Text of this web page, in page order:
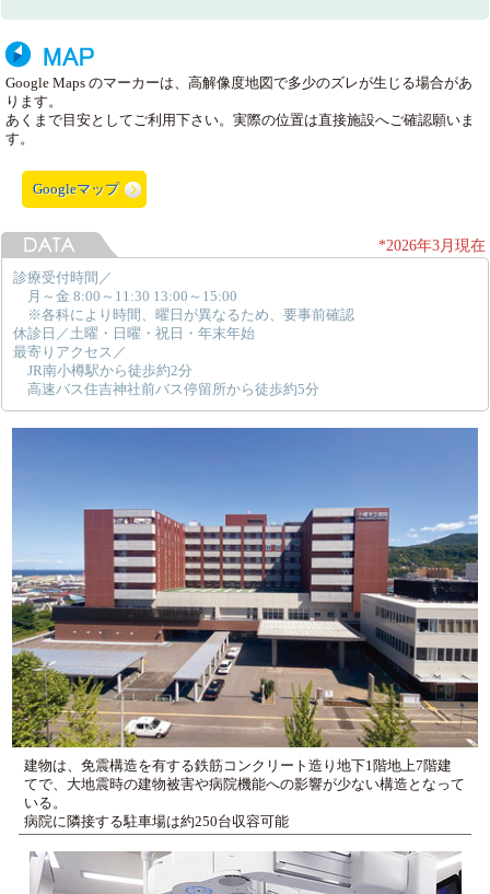
Google Maps のマーカーは、高解像度地図で多少のズレが生じる場合があ
ります。
あくまで目安としてご利用下さい。実際の位置は直接施設へご確認願いま
す。
Googleマップ
*2026年3月現在
診療受付時間／
月～金 8:00～11:30 13:00～15:00
※各科により時間、曜日が異なるため、要事前確認
休診日／土曜・日曜・祝日・年末年始
最寄りアクセス／
JR南小樽駅から徒歩約2分
高速バス住吉神社前バス停留所から徒歩約5分
建物は、免震構造を有する鉄筋コンクリート造り地下1階地上7階建
てで、大地震時の建物被害や病院機能への影響が少ない構造となって
いる。
病院に隣接する駐車場は約250台収容可能